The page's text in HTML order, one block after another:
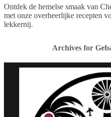
Ontdek de hemelse smaak van
met onze overheerlijke recepten
lekkernij.
Archives for